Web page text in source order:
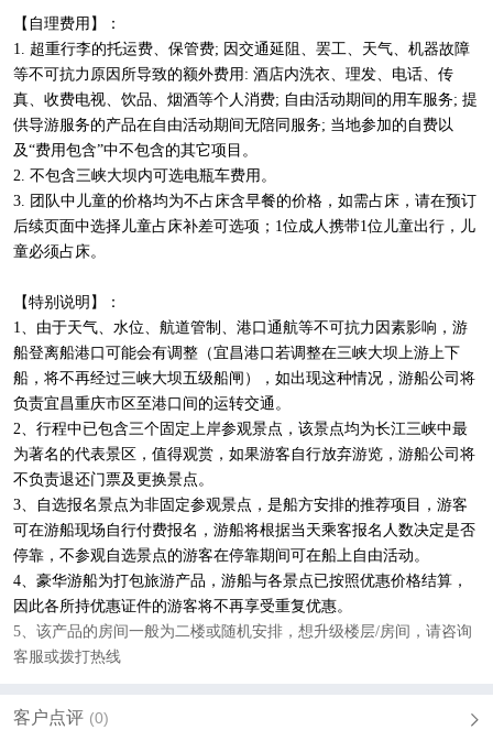
【自理费用】：
1. 超重行李的托运费、保管费; 因交通延阻、罢工、天气、机器故障
等不可抗力原因所导致的额外费用: 酒店内洗衣、理发、电话、传
真、收费电视、饮品、烟酒等个人消费; 自由活动期间的用车服务; 提
供导游服务的产品在自由活动期间无陪同服务; 当地参加的自费以
及“费用包含”中不包含的其它项目。
2. 不包含三峡大坝内可选电瓶车费用。
3. 团队中儿童的价格均为不占床含早餐的价格，如需占床，请在预订
后续页面中选择儿童占床补差可选项；1位成人携带1位儿童出行，儿
童必须占床。
【特别说明】：
1、由于天气、水位、航道管制、港口通航等不可抗力因素影响，游
船登离船港口可能会有调整（宜昌港口若调整在三峡大坝上游上下
船，将不再经过三峡大坝五级船闸），如出现这种情况，游船公司将
负责宜昌重庆市区至港口间的运转交通。
2、行程中已包含三个固定上岸参观景点，该景点均为长江三峡中最
为著名的代表景区，值得观赏，如果游客自行放弃游览，游船公司将
不负责退还门票及更换景点。
3、自选报名景点为非固定参观景点，是船方安排的推荐项目，游客
可在游船现场自行付费报名，游船将根据当天乘客报名人数决定是否
停靠，不参观自选景点的游客在停靠期间可在船上自由活动。
4、豪华游船为打包旅游产品，游船与各景点已按照优惠价格结算，
因此各所持优惠证件的游客将不再享受重复优惠。
5、该产品的房间一般为二楼或随机安排， 想升级楼层/房间 ，请咨询
客服或拨打热线
客户点评 (0)